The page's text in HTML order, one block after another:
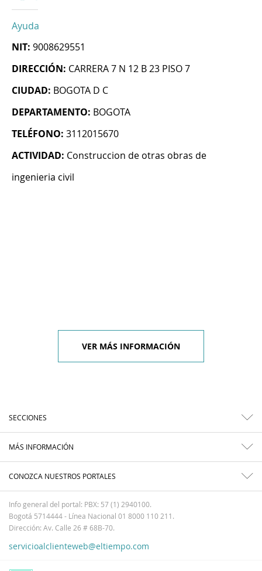
Ayuda
NIT: 9008629551
DIRECCIÓN: CARRERA 7 N 12 B 23 PISO 7
CIUDAD: BOGOTA D C
DEPARTAMENTO: BOGOTA
TELÉFONO: 3112015670
ACTIVIDAD: Construccion de otras obras de
ingenieria civil
VER MÁS INFORMACIÓN
SECCIONES
MÁS INFORMACIÓN
CONOZCA NUESTROS PORTALES
Info general del portal: PBX: 57 (1) 2940100.
Bogotá 5714444 - Línea Nacional 01 8000 110 211.
Dirección: Av. Calle 26 # 68B-70.
servicioalclienteweb@eltiempo.com